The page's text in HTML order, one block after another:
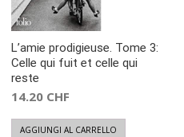
L’amie prodigieuse. Tome 3:
Celle qui fuit et celle qui
reste
14.20 CHF
AGGIUNGI AL CARRELLO